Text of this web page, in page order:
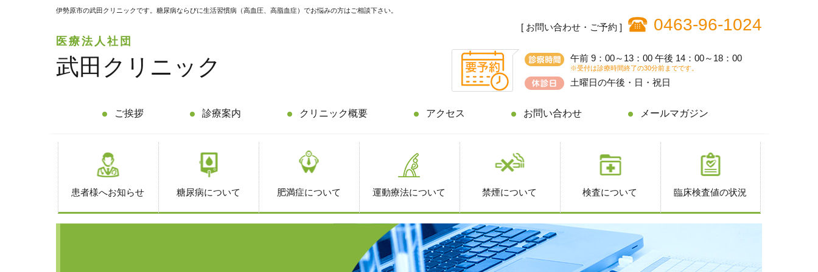
伊勢原市の武田クリニックです。糖尿病ならびに生活習慣病（高血圧、高脂血症）でお悩みの方はご相談下さい。
医療法人社団
武田クリニック
[ お問い合わせ・ご予約 ] 0463-96-1024
午前 9：00～13：00 午後 14：00～18：00
※受付は診療時間終了の30分前までです。
土曜日の午後・日・祝日
ご挨拶 診療案内 クリニック概要 アクセス お問い合わせ メールマガジン
患者様へお知らせ 糖尿病について 肥満症について 運動療法について 禁煙について 検査について 臨床検査値の状況